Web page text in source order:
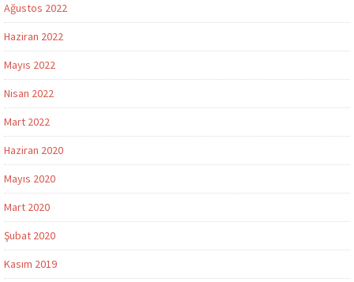
Ağustos 2022
Haziran 2022
Mayıs 2022
Nisan 2022
Mart 2022
Haziran 2020
Mayıs 2020
Mart 2020
Şubat 2020
Kasım 2019